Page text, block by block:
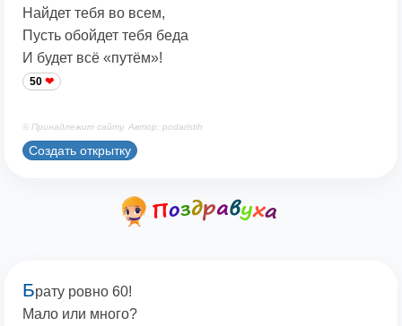
Найдет тебя во всем,
Пусть обойдет тебя беда
И будет всё «путём»!
50
© Принадлежит сайту. Автор: podaristih
Создать открытку
Брату ровно 60!
Мало или много?